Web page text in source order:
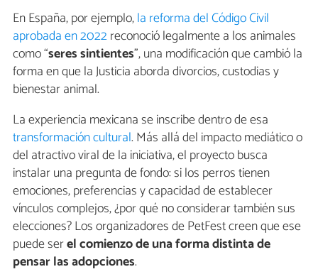
En España, por ejemplo,la reforma del Código Civil
aprobada en 2022reconoció legalmente a los animales
como “seres sintientes”, una modificación que cambió la
forma en que la Justicia aborda divorcios, custodias y
bienestar animal.
La experiencia mexicana se inscribe dentro de esa
transformación cultural. Más allá del impacto mediático o
del atractivo viral de la iniciativa, el proyecto busca
instalar una pregunta de fondo: si los perros tienen
emociones, preferencias y capacidad de establecer
vínculos complejos, ¿por qué no considerar también sus
elecciones? Los organizadores de PetFest creen que ese
puede serel comienzo de una forma distinta de
pensar las adopciones.